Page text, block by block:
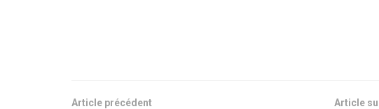
Article précédent Article